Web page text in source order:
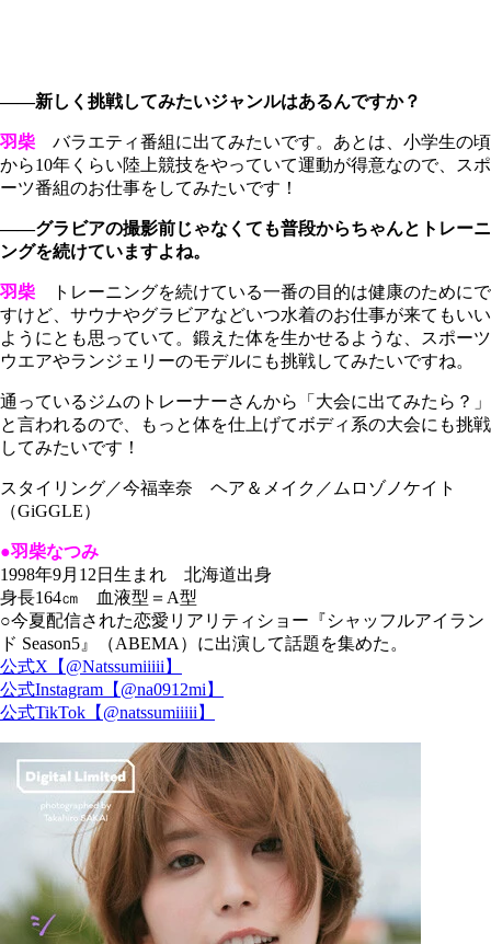
――新しく挑戦してみたいジャンルはあるんですか？
羽柴 バラエティ番組に出てみたいです。あとは、小学生の頃
から10年くらい陸上競技をやっていて運動が得意なので、スポ
ーツ番組のお仕事をしてみたいです！
――グラビアの撮影前じゃなくても普段からちゃんとトレーニ
ングを続けていますよね。
羽柴 トレーニングを続けている一番の目的は健康のためにで
すけど、サウナやグラビアなどいつ水着のお仕事が来てもいい
ようにとも思っていて。鍛えた体を生かせるような、スポーツ
ウエアやランジェリーのモデルにも挑戦してみたいですね。
通っているジムのトレーナーさんから「大会に出てみたら？」
と言われるので、もっと体を仕上げてボディ系の大会にも挑戦
してみたいです！
スタイリング／今福幸奈 ヘア＆メイク／ムロゾノケイト
（GiGGLE）
●羽柴なつみ
1998年9月12日生まれ 北海道出身
身長164㎝ 血液型＝A型
○今夏配信された恋愛リアリティショー『シャッフルアイラン
ド Season5』（ABEMA）に出演して話題を集めた。
公式X【@Natssumiiiii】
公式Instagram【@na0912mi】
公式TikTok【@natssumiiiii】